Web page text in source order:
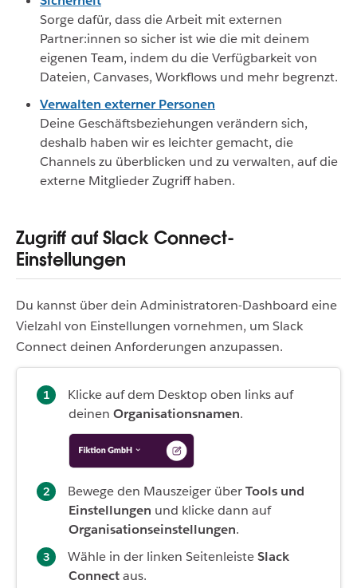
Sorge dafür, dass die Arbeit mit externen
Partner:innen so sicher ist wie die mit deinem
eigenen Team, indem du die Verfügbarkeit von
Dateien, Canvases, Workflows und mehr begrenzt.
Verwalten externer Personen
Deine Geschäftsbeziehungen verändern sich,
deshalb haben wir es leichter gemacht, die
Channels zu überblicken und zu verwalten, auf die
externe Mitglieder Zugriff haben.
Zugriff auf Slack Connect-
Einstellungen
Du kannst über dein Administratoren-Dashboard eine
Vielzahl von Einstellungen vornehmen, um Slack
Connect deinen Anforderungen anzupassen.
Klicke auf dem Desktop oben links auf
deinen Organisationsnamen.
Bewege den Mauszeiger überTools und
Einstellungen und klicke dann auf
Organisationseinstellungen.
Wähle in der linken SeitenleisteSlack
Connectaus.